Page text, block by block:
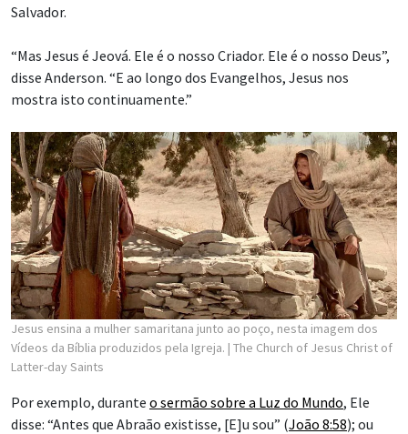
Salvador.
“Mas Jesus é Jeová. Ele é o nosso Criador. Ele é o nosso Deus”,
disse Anderson. “E ao longo dos Evangelhos, Jesus nos
mostra isto continuamente.”
Jesus ensina a mulher samaritana junto ao poço, nesta imagem dos
Vídeos da Bíblia produzidos pela Igreja. | The Church of Jesus Christ of
Latter-day Saints
Por exemplo, durante o sermão sobre a Luz do Mundo, Ele
disse: “Antes que Abraão existisse, [E]u sou” (João 8:58); ou